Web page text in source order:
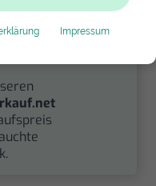
Impressum